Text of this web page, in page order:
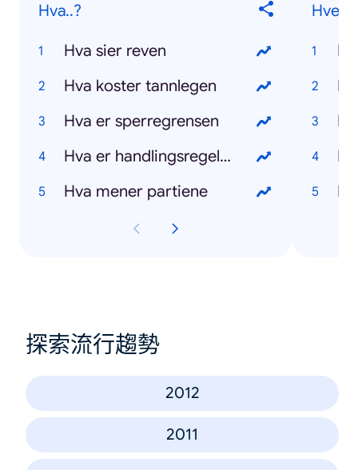
Hva..?
Hva sier reven
Hva koster tannlegen
Hva er sperregrensen
Hva er handlingsregelen
Hva mener partiene
探索流行趨勢
2012
2011